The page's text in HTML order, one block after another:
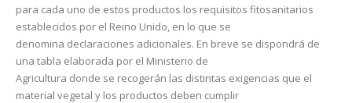
para cada uno de estos productos los requisitos fitosanitarios
establecidos por el Reino Unido, en lo que se
denomina declaraciones adicionales. En breve se dispondrá de
una tabla elaborada por el Ministerio de
Agricultura donde se recogerán las distintas exigencias que el
material vegetal y los productos deben cumplir